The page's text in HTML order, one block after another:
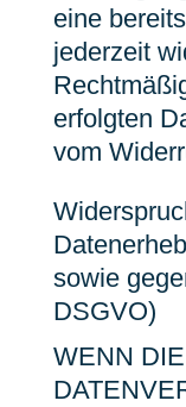
eine
jederzeit
erfolgten
vom
sowie
DSGVO)
WENN DIE